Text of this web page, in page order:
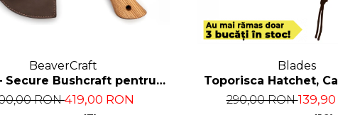
BeaverCraft
Secure Bushcraft pentru
Lemne, 33.5 cm
RON419,00 RON
Blades
Toporisca Hatchet,
Drumetie, Forjat
Carbon, Maner Lemn
290,00 RON